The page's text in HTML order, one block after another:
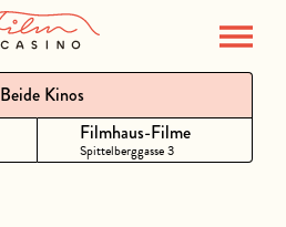
Beide Kinos
Filmhaus-Filme
Spittelberggasse 3